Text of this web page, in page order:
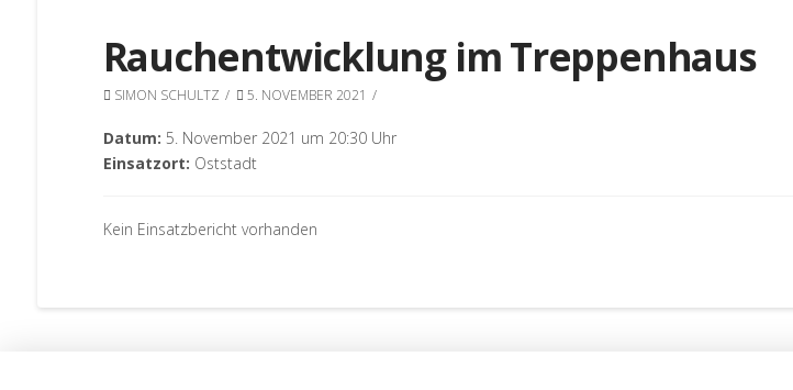
Rauchentwicklung im Treppenhaus
SIMON SCHULTZ 5. NOVEMBER 2021
Datum: 5. November 2021 um 20:30 Uhr
Einsatzort: Oststadt
Kein Einsatzbericht vorhanden